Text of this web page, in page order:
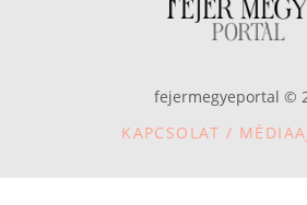
fejermegyeportal ©
KAPCSOLAT /